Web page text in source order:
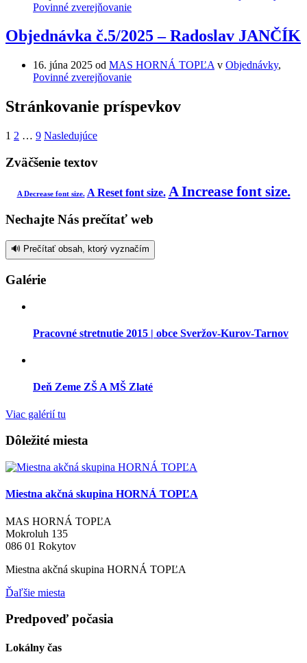
Povinné zverejňovanie
Objednávka č.5/2025 – Radoslav JANČÍK
16. júna 2025 od MAS HORNÁ TOPĽA v Objednávky,
Povinné zverejňovanie
Stránkovanie príspevkov
1 2 … 9 Nasledujúce
Zväčšenie textov
ADecrease font size. AReset font size. AIncrease font size.
Nechajte Nás prečítať web
🔊 Prečítať obsah, ktorý vyznačím
Galérie
Pracovné stretnutie 2015 | obce Sveržov-Kurov-Tarnov
Deň Zeme ZŠ A MŠ Zlaté
Viac galérií tu
Dôležité miesta
Miestna akčná skupina HORNÁ TOPĽA
MAS HORNÁ TOPĽA
Mokroluh 135
086 01 Rokytov
Miestna akčná skupina HORNÁ TOPĽA
Ďaľšie miesta
Predpoveď počasia
Lokálny čas